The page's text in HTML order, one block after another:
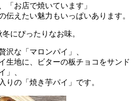
「お店で焼いています」
伝えたい魅力もいっぱいあります。
にぴったりなお味。
沢な「マロンパイ」、
生地に、ビターの板チョコをサンド
」、
りの「焼き芋パイ」です。